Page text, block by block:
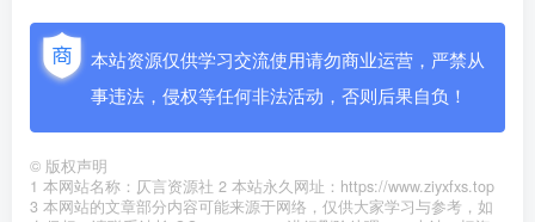
本站资源仅供学习交流使用请勿商业运营，严禁从
事违法，侵权等任何非法活动，否则后果自负！
© 版权声明
1 本网站名称：仄言资源社 2 本站永久网址：https://www.ziyxfxs.top
3 本网站的文章部分内容可能来源于网络，仅供大家学习与参考，如